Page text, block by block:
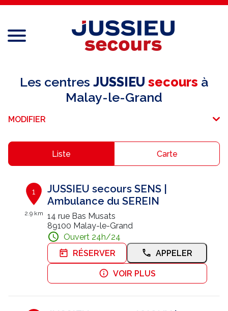
Menu
Réseau national
Services aux professionnels
E-paiement
Une question ?
Nous contacter
Trouver un centre JUSSIEU
Les centres JUSSIEU secours à
Malay-le-Grand
MODIFIER
Liste Carte
1
2.9 km
JUSSIEU secours SENS |
Ambulance du SEREIN
14 rue Bas Musats
89100 Malay-le-Grand
Ouvert 24h/24
RÉSERVER
APPELER
VOIR PLUS